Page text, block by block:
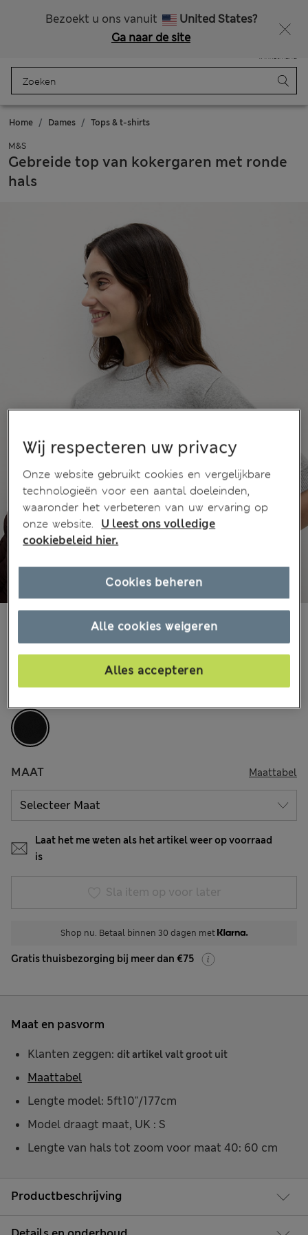
Bezoekt u ons vanuit
United States?
Ga naar de site
Winkelmand
Home Dames Tops & t-shirts
M&S
Gebreide top van kokergaren met ronde
hals
297 Beoordelingen
Alle prijzen zijn inclusief btw en invoerrechten
MAAT Maattabel
Laat het me weten als het artikel weer op voorraad
is
Sla item op voor later
Shop nu. Betaal binnen 30 dagen met
Gratis thuisbezorging bij meer dan €75
Productbeschrijving
Maat en pasvorm
Klanten zeggen: dit artikel valt groot uit
Lengte model: 5ft10"/177cm
Model draagt maat, UK : S
Lengte van hals tot zoom voor maat 40: 60 cm
Maattabel
Wij respecteren uw privacy
Onze website gebruikt cookies en vergelijkbare
technologieën voor een aantal doeleinden,
waaronder het verbeteren van uw ervaring op
onze website.
U leest ons volledige
cookiebeleid hier.
Alle cookies weigeren
Alles accepteren
Cookies beheren